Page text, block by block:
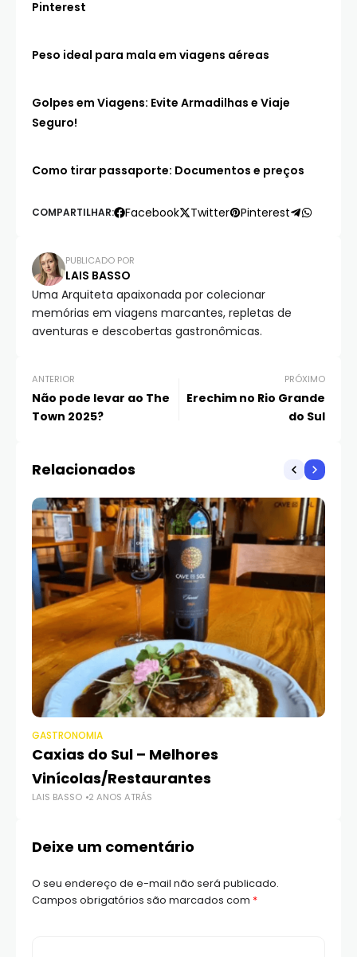
Pinterest
Peso ideal para mala em viagens aéreas
Golpes em Viagens: Evite Armadilhas e Viaje
Seguro!
Como tirar passaporte: Documentos e preços
COMPARTILHAR: Facebook Twitter Pinterest
PUBLICADO POR
LAIS BASSO
Uma Arquiteta apaixonada por colecionar
memórias em viagens marcantes, repletas de
aventuras e descobertas gastronômicas.
ANTERIOR
Não pode levar ao The
Town 2025?
PRÓXIMO
Erechim no Rio Grande
do Sul
Relacionados
GASTRONOMIA
Caxias do Sul – Melhores
Vinícolas/Restaurantes
LAIS BASSO 2 ANOS ATRÁS
Deixe um comentário
O seu endereço de e-mail não será publicado.
Campos obrigatórios são marcados com *